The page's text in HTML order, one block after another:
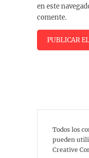
en este
comente.
Todos los
pueden
Creative